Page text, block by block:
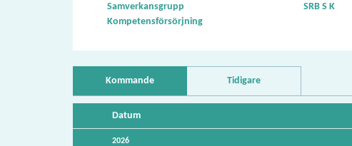
Samverkansgrupp
Kompetensförsörjning
SRB S K
Kommande Tidigare
Datum
2026